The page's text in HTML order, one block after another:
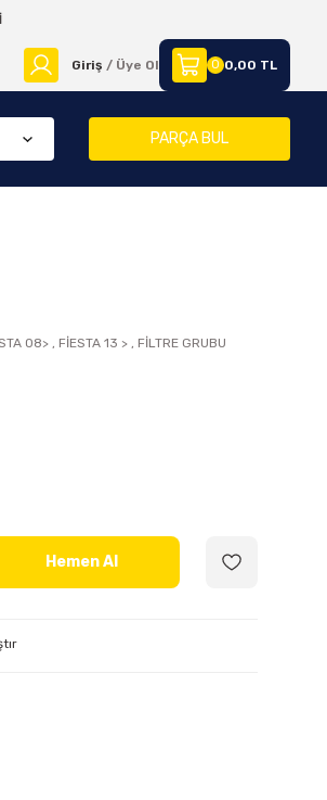
Giriş / Üye Ol 0 0,00 TL
PARÇA BUL
08> , FİESTA 13 > , FİLTRE GRUBU
Hemen Al